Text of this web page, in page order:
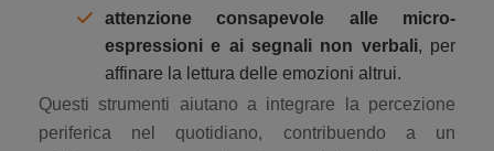
attenzione consapevole alle micro-
espressioni e ai segnali non verbali, per
affinare la lettura delle emozioni altrui.
Questi strumenti aiutano a integrare la percezione
periferica nel quotidiano, contribuendo a un